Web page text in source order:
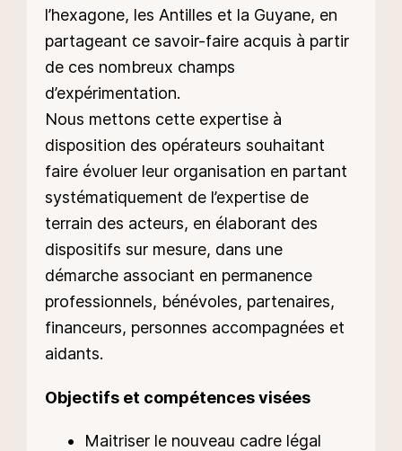
l’hexagone, les Antilles et la Guyane, en
partageant ce savoir-faire acquis à partir
de ces nombreux champs
d’expérimentation.
Nous mettons cette expertise à
disposition des opérateurs souhaitant
faire évoluer leur organisation en partant
systématiquement de l’expertise de
terrain des acteurs, en élaborant des
dispositifs sur mesure, dans une
démarche associant en permanence
professionnels, bénévoles, partenaires,
financeurs, personnes accompagnées et
aidants.
Objectifs et compétences visées
Maitriser le nouveau cadre légal